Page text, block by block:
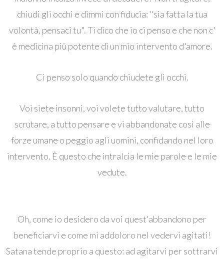
chiudi gli occhi e dimmi con fiducia: "sia fatta la tua
volontà, pensaci tu". Ti dico che io ci penso e che non c'
è medicina più potente di un mio intervento d'amore.
Ci penso solo quando chiudete gli occhi.
Voi siete insonni, voi volete tutto valutare, tutto
scrutare, a tutto pensare e vi abbandonate così alle
forze umane o peggio agli uomini, confidando nel loro
intervento. È questo che intralcia le mie parole e le mie
vedute.
Oh, come io desidero da voi quest'abbandono per
beneficiarvi e come mi addoloro nel vedervi agitati!
Satana tende proprio a questo: ad agitarvi per sottrarvi